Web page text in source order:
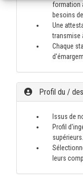
formation
besoins
Une
transmise
Chaque
Profil du /
Issus de
Profil
supérieurs.
leurs